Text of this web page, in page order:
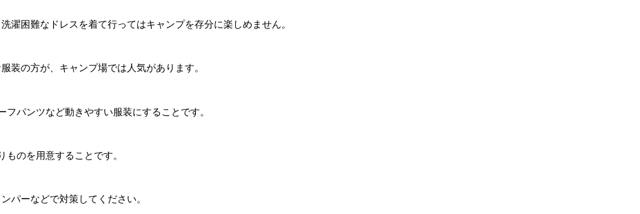
濯困難なドレスを着て行ってはキャンプを存分に楽しめません。
装の方が、キャンプ場では人気があります。
パンツなど動きやすい服装にすることです。
のを用意することです。
パーなどで対策してください。